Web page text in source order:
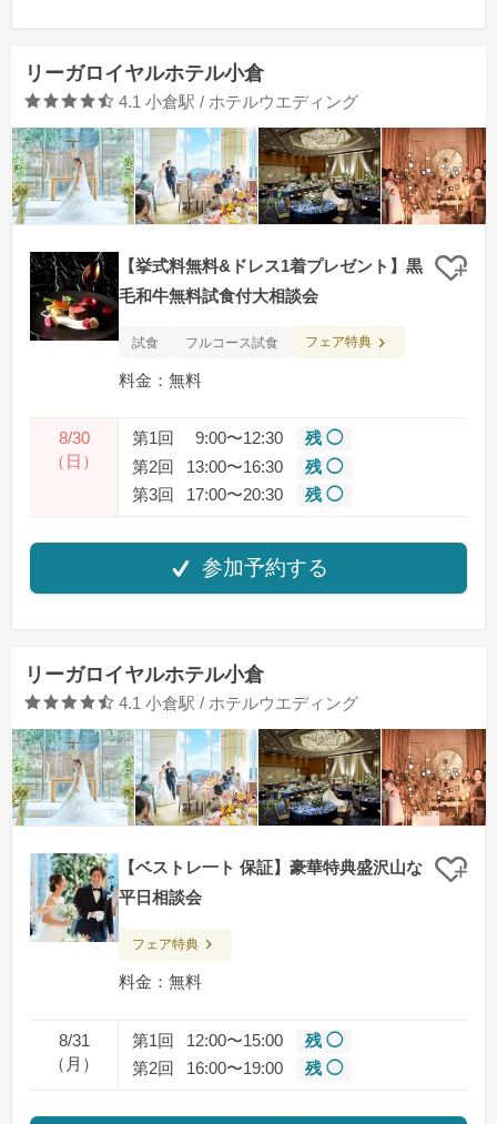
リーガロイヤルホテル小倉
口コミ評価
4.1 小倉駅 / ホテルウエディング
【挙式料無料&ドレス1着プレゼント】黒
毛和牛無料試食付大相談会
クリ
試食 フルコース試食 フェア特典
料金：無料
8/30
（日）
第1回 9:00〜12:30
残 ◯
第2回
13:00〜16:30
残 ◯
第3回
17:00〜20:30 残 ◯
参加予約する
リーガロイヤルホテル小倉
口コミ評価
4.1 小倉駅 / ホテルウエディング
【ベストレ一ト 保証】豪華特典盛沢山な
平日相談会
クリ
フェア特典
料金：無料
8/31
（月）
第1回 12:00〜15:00
残 ◯
第2回
16:00〜19:00 残 ◯